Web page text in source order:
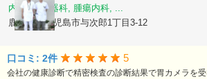
内科, 消化器科, 腫瘍内科, ...
鹿児島県鹿児島市与次郎1丁目3-12
口コミ: 2件 5
会社の健康診断で精密検査の診断結果で胃カメラを